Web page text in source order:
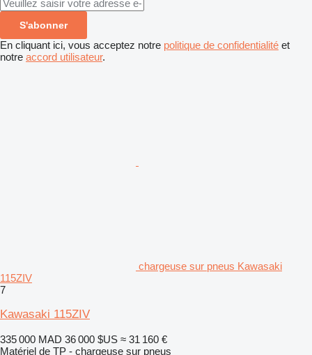
S'abonner
En cliquant ici, vous acceptez notre politique de confidentialité et
notre accord utilisateur.
chargeuse sur pneus Kawasaki
115ZIV
7
Kawasaki 115ZIV
335 000 MAD 36 000 $US ≈ 31 160 €
Matériel de TP - chargeuse sur pneus